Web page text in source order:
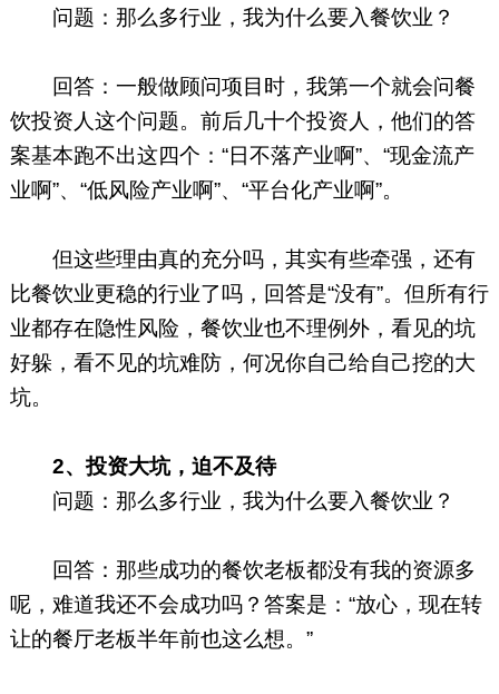
问题：那么多行业，我为什么要入餐饮业？
回答：一般做顾问项目时，我第一个就会问餐
饮投资人这个问题。前后几十个投资人，他们的答
案基本跑不出这四个：“日不落产业啊”、“现金流产
业啊”、“低风险产业啊”、“平台化产业啊”。
但这些理由真的充分吗，其实有些牵强，还有
比餐饮业更稳的行业了吗，回答是“没有”。但所有行
业都存在隐性风险，餐饮业也不理例外，看见的坑
好躲，看不见的坑难防，何况你自己给自己挖的大
坑。
2、投资大坑，迫不及待
问题：那么多行业，我为什么要入餐饮业？
回答：那些成功的餐饮老板都没有我的资源多
呢，难道我还不会成功吗？答案是：“放心，现在转
让的餐厅老板半年前也这么想。”